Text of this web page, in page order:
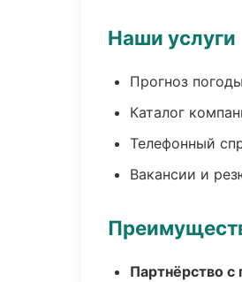
Наши услуги
Прогноз
Каталог
Телефонный
Вакансии и
Партнёрство